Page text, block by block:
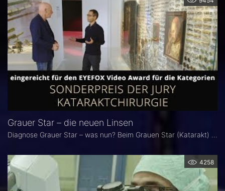
Grauer Star – die neuen Linsen
4258